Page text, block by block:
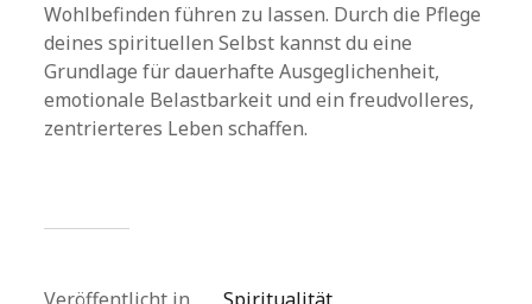
Wohlbefinden führen zu lassen. Durch die Pflege
deines spirituellen Selbst kannst du eine
Grundlage für dauerhafte Ausgeglichenheit,
emotionale Belastbarkeit und ein freudvolleres,
zentrierteres Leben schaffen.